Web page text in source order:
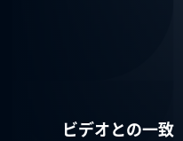
ビデオとの一致